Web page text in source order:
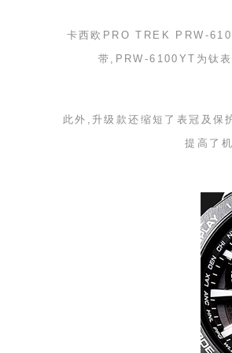
卡西欧 PRO TREK PRW-
带, PRW-6100YT 为钛
此外,升级款还缩短了表冠及保
提高了